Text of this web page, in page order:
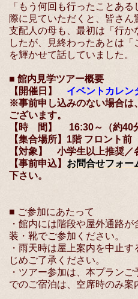
「もう何回も行ったことあ
際に見ていただくと、皆さん
支配人の母も、最初は「行か
したが、見終わったあとは
を輝かせて話していました。
■ 館内見学ツアー概要
【開催日】 イベントカレン
※事前申し込みのない場合は
ございます。
【時 間】 16:30～（約40
【集合場所】1階 フロント前
【対象】 小学生以上推奨／
【事前申込】 お問合せフォー
下さい。
■ ご参加にあたって
・館内には階段や屋外通路
装・靴でご参加ください。
・雨天時は屋上案内を中止
じめご了承ください。
・ツアー参加は、本プラン
でのご宿泊は、空席時のみ案